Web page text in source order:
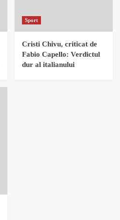
Sport
Cristi Chivu, criticat de
Fabio Capello: Verdictul
dur al italianului